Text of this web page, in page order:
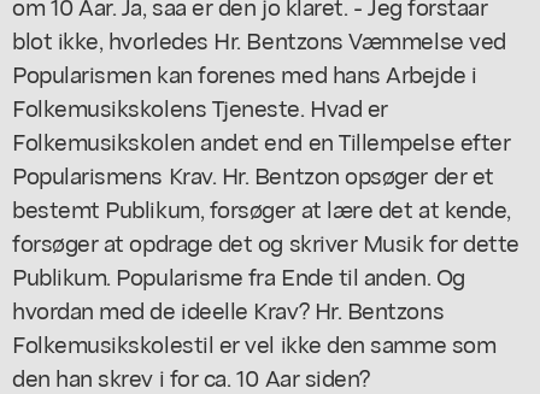
blot ikke, hvorledes Hr. Bentzons Væmmelse ved
Popularismen kan forenes med hans Arbejde i
Folkemusikskolens Tjeneste. Hvad er
Folkemusikskolen andet end en Tillempelse efter
Popularismens Krav. Hr. Bentzon opsøger der et
bestemt Publikum, forsøger at lære det at kende,
forsøger at opdrage det og skriver Musik for dette
Publikum. Popularisme fra Ende til anden. Og
hvordan med de ideelle Krav? Hr. Bentzons
Folkemusikskolestil er vel ikke den samme som
den han skrev i for ca. 10 Aar siden?